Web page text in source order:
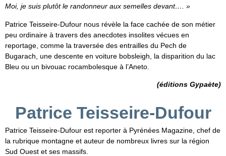
Moi, je suis plutôt le randonneur aux semelles devant…. »
Patrice Teisseire-Dufour nous révèle la face cachée de son métier
peu ordinaire à travers des anecdotes insolites vécues en
reportage, comme la traversée des entrailles du Pech de
Bugarach, une descente en voiture bobsleigh, la disparition du lac
Bleu ou un bivouac rocambolesque à l’Aneto.
(éditions Gypaète)
Patrice Teisseire-Dufour
Patrice Teisseire-Dufour est reporter à Pyrénées Magazine, chef de
la rubrique montagne et auteur de nombreux livres sur la région
Sud Ouest et ses massifs.